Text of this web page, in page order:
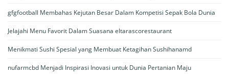
gfgfootball Membahas Kejutan Besar Dalam Kompetisi Sepak Bola Dunia
Jelajahi Menu Favorit Dalam Suasana eltarascorestaurant
Menikmati Sushi Spesial yang Membuat Ketagihan Sushihanamd
nufarmcbd Menjadi Inspirasi Inovasi untuk Dunia Pertanian Maju